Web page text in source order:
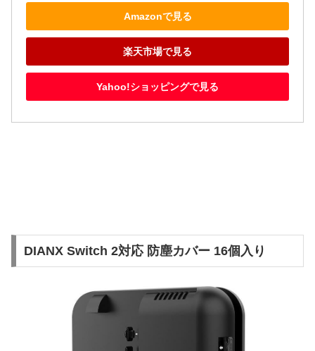
Amazonで見る
楽天市場で見る
Yahoo!ショッピングで見る
DIANX Switch 2対応 防塵カバー 16個入り